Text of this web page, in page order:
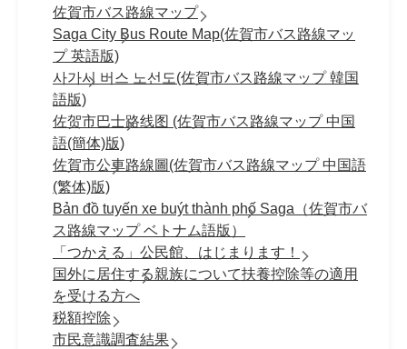
佐賀市バス路線マップ
Saga City Bus Route Map(佐賀市バス路線マッ
プ 英語版)
사가시 버스 노선도(佐賀市バス路線マップ 韓国
語版)
佐贺市巴士路线图 (佐賀市バス路線マップ 中国
語(簡体)版)
佐賀市公車路線圖(佐賀市バス路線マップ 中国語
(繁体)版)
Bản đồ tuyến xe buýt thành phố Saga（佐賀市バ
ス路線マップ ベトナム語版）
「つかえる」公民館、はじまります！
国外に居住する親族について扶養控除等の適用
を受ける方へ
税額控除
市民意識調査結果